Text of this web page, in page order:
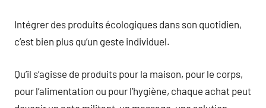
Intégrer des produits écologiques dans son quotidien,
c’est bien plus qu’un geste individuel.
Qu’il s’agisse de produits pour la maison, pour le corps,
pour l’alimentation ou pour l’hygiène, chaque achat peut